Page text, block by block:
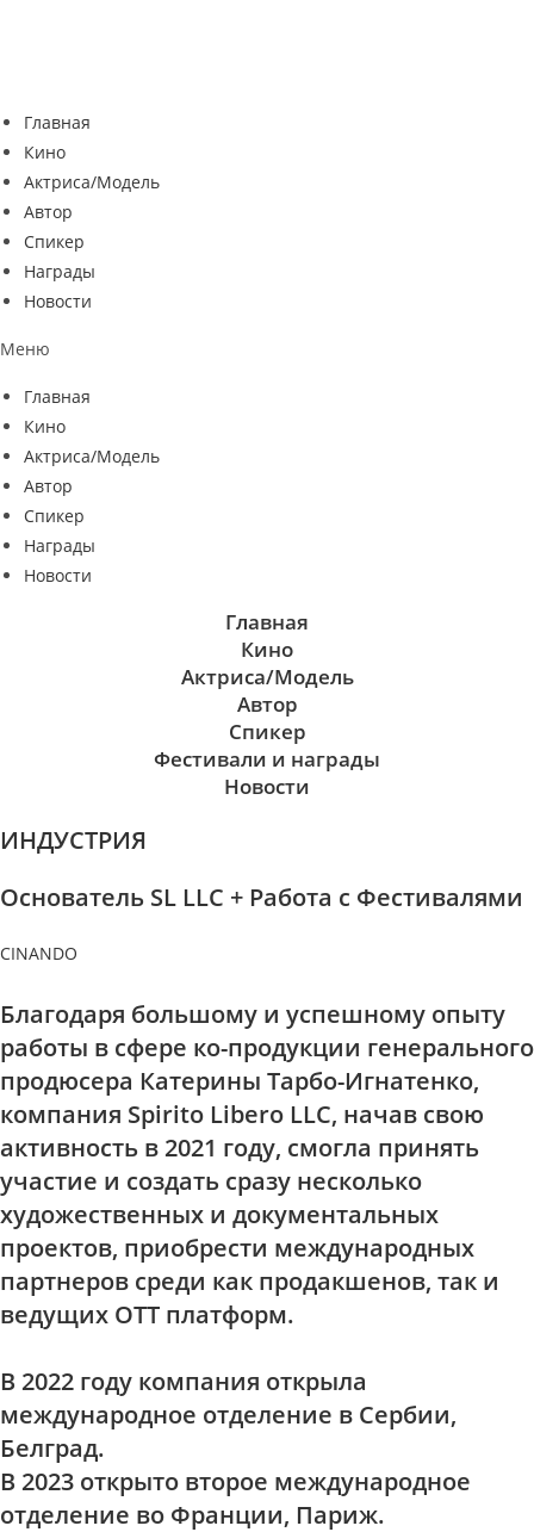
Главная
Кино
Актриса/Модель
Автор
Спикер
Награды
Новости
Меню
Главная
Кино
Актриса/Модель
Автор
Спикер
Награды
Новости
Главная
Кино
Актриса/Модель
Автор
Спикер
Фестивали и награды
Новости
ИНДУСТРИЯ
Основатель SL LLC + Работа с Фестивалями
CINANDO
Благодаря большому и успешному опыту
работы в сфере ко-продукции генерального
продюсера Катерины Тарбо-Игнатенко,
компания Spirito Libero LLC, начав свою
активность в 2021 году, смогла принять
участие и создать сразу несколько
художественных и документальных
проектов, приобрести международных
партнеров среди как продакшенов, так и
ведущих OTT платформ.
В 2022 году компания открыла
международное отделение в Сербии,
Белград.
В 2023 открыто второе международное
отделение во Франции, Париж.